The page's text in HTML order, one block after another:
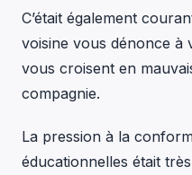
C’était également
voisine vous dénonce à
vous croisent en
compagnie.
La pression à la
éducationnelles était